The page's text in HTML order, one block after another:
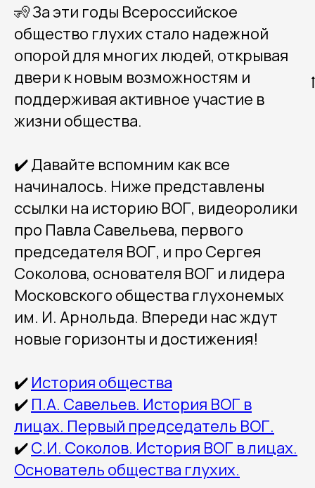
🧏 За эти годы Всероссийское
общество глухих стало надежной
опорой для многих людей, открывая
двери к новым возможностям и
поддерживая активное участие в
жизни общества.
✔️ Давайте вспомним как все
начиналось. Ниже представлены
ссылки на историю ВОГ, видеоролики
про Павла Савельева, первого
председателя ВОГ, и про Сергея
Соколова, основателя ВОГ и лидера
Московского общества глухонемых
им. И. Арнольда. Впереди нас ждут
новые горизонты и достижения!
✔️ История общества
✔️ П.А. Савельев. История ВОГ в
лицах. Первый председатель ВОГ.
✔️С.И. Соколов. История ВОГ в лицах.
Основатель общества глухих.